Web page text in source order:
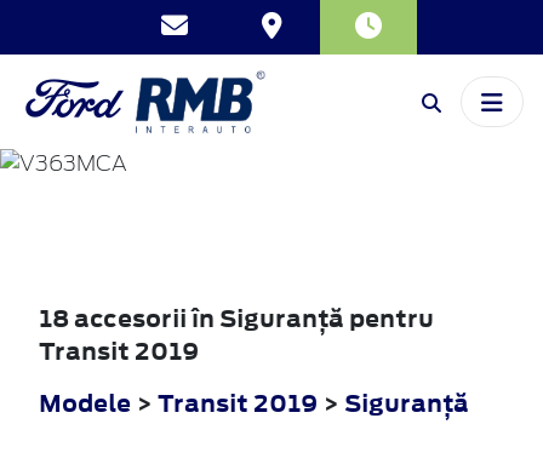
TRANSIT
18 accesorii în Siguranţă pentru
Transit 2019
Modele > Transit 2019 > Siguranţă